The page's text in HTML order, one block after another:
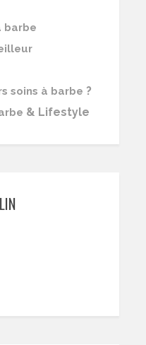
barbe
soins à barbe ?
& Lifestyle